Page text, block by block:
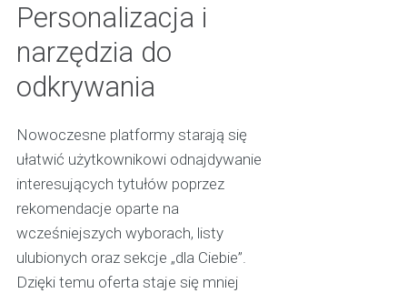
Personalizacja i
narzędzia do
odkrywania
Nowoczesne platformy starają się
ułatwić użytkownikowi odnajdywanie
interesujących tytułów poprzez
rekomendacje oparte na
wcześniejszych wyborach, listy
ulubionych oraz sekcje „dla Ciebie”.
Dzięki temu oferta staje się mniej